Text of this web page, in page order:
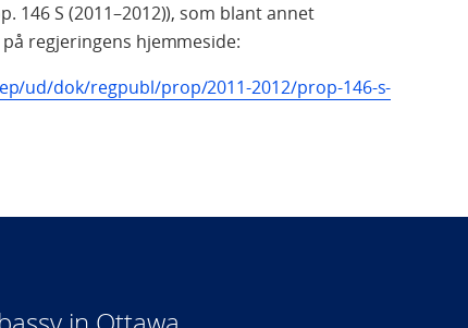
146 S (2011–2012)), som blant annet
regjeringens hjemmeside:
ud/dok/regpubl/prop/2011-2012/prop-146-s-